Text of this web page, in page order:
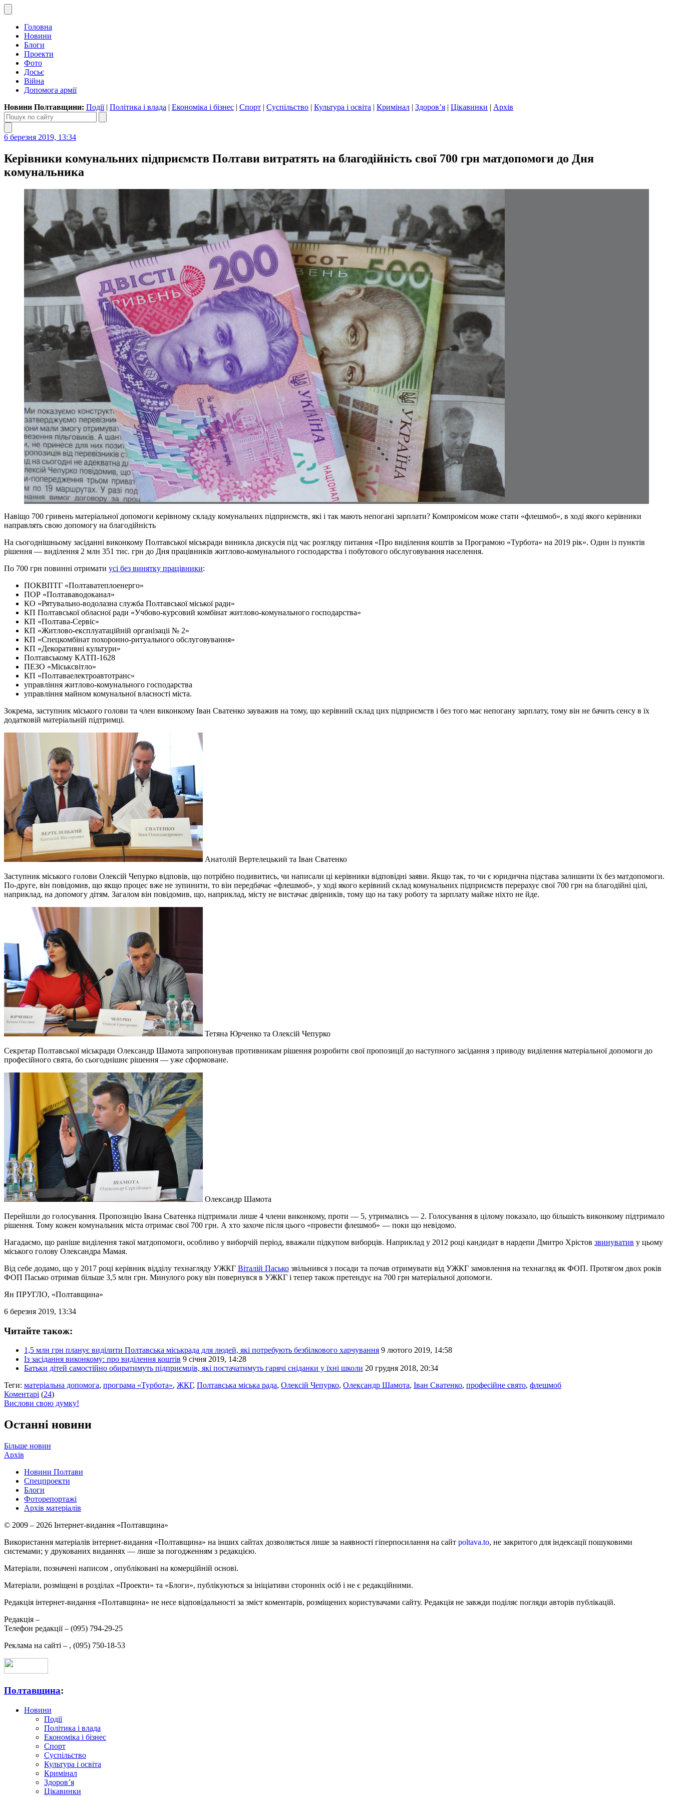
Головна
Новини
Блоги
Проекти
Фото
Досьє
Війна
Допомога армії
Новини Полтавщини: Події| Політика і влада | Економіка і бізнес | Спорт | Суспільство | Культура і освіта | Кримінал | Здоров’я | Цікавинки | Архів
6 березня 2019, 13:34
Керівники комунальних підприємств Полтави витратять на благодійність свої 700 грн матдопомоги до Дня
комунальника
Навіщо 700 гривень матеріальної допомоги керівному складу комунальних підприємств, які і так мають непогані зарплати? Компромісом може стати «флешмоб», в ході якого керівники
направлять свою допомогу на благодійність
На сьогоднішньому засіданні виконкому Полтавської міськради виникла дискусія під час розгляду питання «Про виділення коштів за Програмою «Турбота» на 2019 рік». Один із пунктів
рішення — виділення 2 млн 351 тис. грн до Дня працівників житлово-комунального господарства і побутового обслуговування населення.
По 700 грн повинні отримати усі без винятку працівники:
ПОКВПТГ «Полтаватеплоенерго»
ПОР «Полтававодоканал»
КО «Рятувально-водолазна служба Полтавської міської ради»
КП Полтавської обласної ради «Учбово-курсовий комбінат житлово-комунального господарства»
КП «Полтава-Сервіс»
КП «Житлово-експлуатаційній організаціі № 2»
КП «Спецкомбінат похоронно-ритуального обслуговування»
КП «Декоративні культури»
Полтавському КАТП-1628
ПЕЗО «Міськсвітло»
КП «Полтаваелектроавтотранс»
управління житлово-комунального господарства
управління майном комунальної власності міста.
Зокрема, заступник міського голови та член виконкому Іван Сватенко зауважив на тому, що керівний склад цих підприємств і без того має непогану зарплату, тому він не бачить сенсу в їх
додатковій матеріальній підтримці.
Анатолій Вертелецький та Іван Сватенко
Заступник міського голови Олексій Чепурко відповів, що потрібно подивитись, чи написали ці керівники відповідні заяви. Якщо так, то чи є юридична підстава залишити їх без матдопомоги.
По-друге, він повідомив, що якщо процес вже не зупинити, то він передбачає «флешмоб», у ході якого керівний склад комунальних підприємств перерахує свої 700 грн на благодійні цілі,
наприклад, на допомогу дітям. Загалом він повідомив, що, наприклад, місту не вистачає двірників, тому що на таку роботу та зарплату майже ніхто не йде.
Тетяна Юрченко та Олексій Чепурко
Секретар Полтавської міськради Олександр Шамота запропонував противникам рішення розробити свої пропозиції до наступного засідання з приводу виділення матеріальної допомоги до
професійного свята, бо сьогоднішнє рішення — уже сформоване.
Олександр Шамота
Перейшли до голосування. Пропозицію Івана Сватенка підтримали лише 4 члени виконкому, проти — 5, утримались — 2. Голосування в цілому показало, що більшість виконкому підтримало
рішення. Тому кожен комунальник міста отримає свої 700 грн. А хто захоче після цього «провести флешмоб» — поки що невідомо.
Нагадаємо, що раніше виділення такої матдопомоги, особливо у виборчій період, вважали підкупом виборців. Наприклад у 2012 році кандидат в нардепи Дмитро Хрістов звинуватив у цьому
міського голову Олександра Мамая.
Від себе додамо, що у 2017 році керівник відділу технагляду УЖКГ Віталій Пасько звільнився з посади та почав отримувати від УЖКГ замовлення на технагляд як ФОП. Протягом двох років
ФОП Пасько отримав більше 3,5 млн грн. Минулого року він повернувся в УЖКГ і тепер також претендує на 700 грн матеріальної допомоги.
Ян ПРУГЛО, «Полтавщина»
6 березня 2019, 13:34
Читайте також:
1,5 млн грн планує виділити Полтавська міськрада для людей, які потребують безбілкового харчування 9 лютого 2019, 14:58
Із засідання виконкому: про виділення коштів 9 січня 2019, 14:28
Батьки дітей самостійно обиратимуть підприємців, які постачатимуть гарячі сніданки у їхні школи 20 грудня 2018, 20:34
Теги: матеріальна допомога, програма «Турбота», ЖКГ, Полтавська міська рада, Олексій Чепурко, Олександр Шамота, Іван Сватенко, професійне свято, флешмоб
Коментарі (24)
Вислови свою думку!
Останні новини
Більше новин
Архів
Новини Полтави
Спецпроекти
Блоги
Фоторепортажі
Архів матеріалів
© 2009 – 2026 Інтернет-видання «Полтавщина»
Використання матеріалів інтернет-видання «Полтавщина» на інших сайтах дозволяється лише за наявності гіперпосилання на сайт poltava.to, не закритого для індексації пошуковими
системами; у друкованих виданнях — лише за погодженням з редакцією.
Матеріали, позначені написом , опубліковані на комерційній основі.
Матеріали, розміщені в розділах «Проекти» та «Блоги», публікуються за ініціативи сторонніх осіб і не є редакційними.
Редакція інтернет-видання «Полтавщина» не несе відповідальності за зміст коментарів, розміщених користувачами сайту. Редакція не завжди поділяє погляди авторів публікацій.
Редакція –
Телефон редакції – (095) 794-29-25
Реклама на сайті – , (095) 750-18-53
Полтавщина:
Новини
Події
Політика і влада
Економіка і бізнес
Спорт
Суспільство
Культура і освіта
Кримінал
Здоров’я
Цікавинки